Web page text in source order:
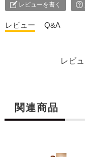
レビューを書く
レビュー Q&A
レビ
関連商品